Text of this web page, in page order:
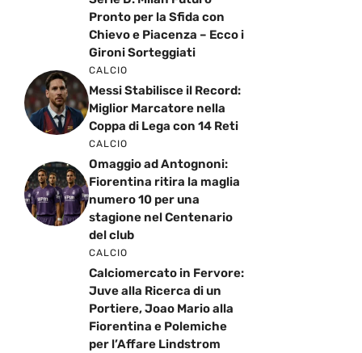
Pronto per la Sfida con
Chievo e Piacenza – Ecco i
Gironi Sorteggiati
CALCIO
Messi Stabilisce il Record:
Miglior Marcatore nella
Coppa di Lega con 14 Reti
CALCIO
Omaggio ad Antognoni:
Fiorentina ritira la maglia
numero 10 per una
stagione nel Centenario
del club
CALCIO
Calciomercato in Fervore:
Juve alla Ricerca di un
Portiere, Joao Mario alla
Fiorentina e Polemiche
per l’Affare Lindstrom